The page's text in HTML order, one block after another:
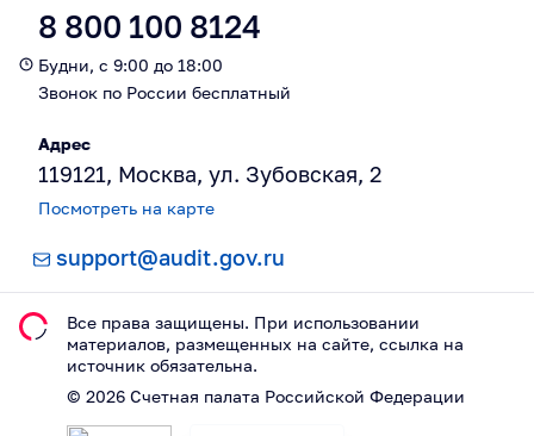
8 800 100 8124
Будни, с 9:00 до 18:00
Звонок по России бесплатный
Адрес
119121, Москва, ул. Зубовская, 2
Посмотреть на карте
support@audit.gov.ru
Все права защищены. При использовании
материалов, размещeнных на сайте, ссылка на
источник обязательна.
© 2026 Счетная палата Российской Федерации